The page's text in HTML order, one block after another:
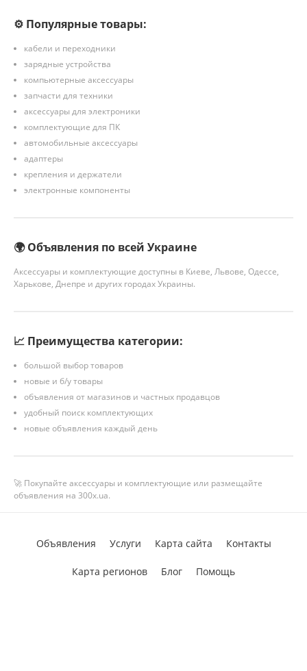
⚙️ Популярные товары:
кабели и переходники
зарядные устройства
компьютерные аксессуары
запчасти для техники
аксессуары для электроники
комплектующие для ПК
автомобильные аксессуары
адаптеры
крепления и держатели
электронные компоненты
🌍 Объявления по всей Украине
Аксессуары и комплектующие доступны в Киеве, Львове, Одессе,
Харькове, Днепре и других городах Украины.
📈 Преимущества категории:
большой выбор товаров
новые и б/у товары
объявления от магазинов и частных продавцов
удобный поиск комплектующих
новые объявления каждый день
🚀 Покупайте аксессуары и комплектующие или размещайте
объявления на 300x.ua.
Объявления Услуги Карта сайта Контакты
Карта регионов Блог Помощь